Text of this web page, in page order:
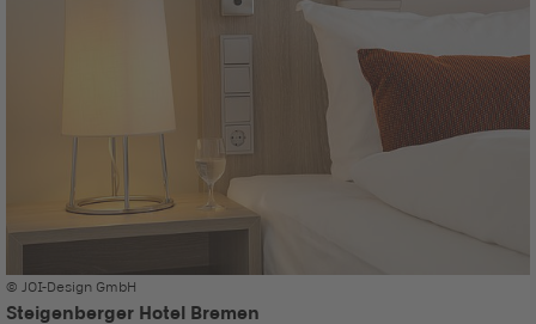
© JOI-Design GmbH
Steigenberger Hotel Bremen